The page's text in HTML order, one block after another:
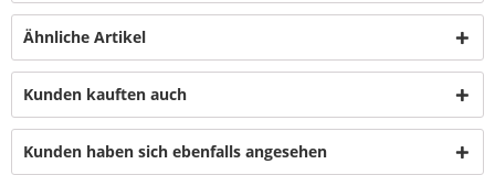
Ähnliche Artikel
Kunden kauften auch
Kunden haben sich ebenfalls angesehen